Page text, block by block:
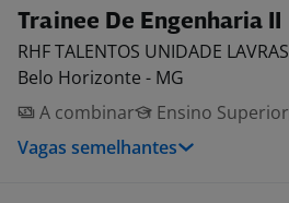
Trainee De Engenharia II
RHF TALENTOS UNIDADE LAVRAS
Belo Horizonte - MG
A combinar
Ensino Superior
Vagas semelhantes